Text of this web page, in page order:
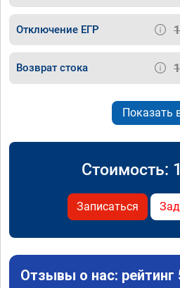
Отключение ЕГР
Возврат стока
Показать
Стоимость:
Записаться
Отзывы о нас: рейтинг